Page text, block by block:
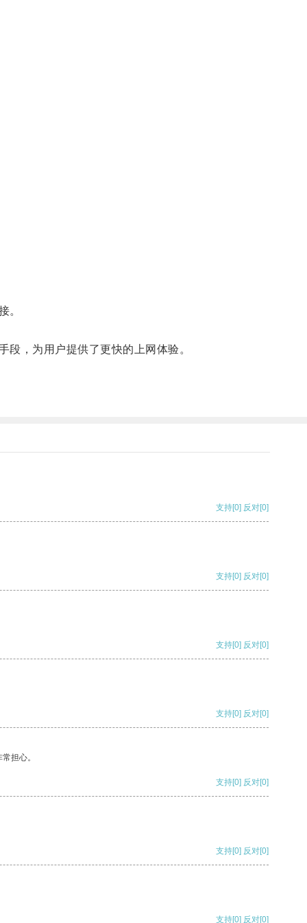
。
，为用户提供了更快的上网体验。
支持[0] 反对[0]
支持[0] 反对[0]
支持[0] 反对[0]
支持[0] 反对[0]
担心。
支持[0] 反对[0]
支持[0] 反对[0]
支持[0] 反对[0]